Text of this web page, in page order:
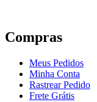
Compras
Meus Pedidos
Minha Conta
Rastrear Pedido
Frete Grátis